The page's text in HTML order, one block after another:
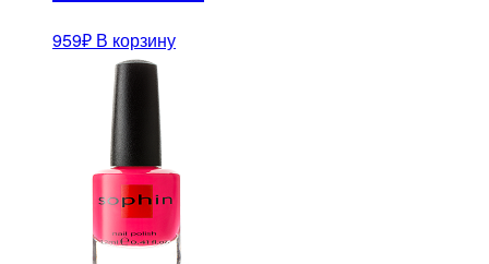
959₽ В корзину